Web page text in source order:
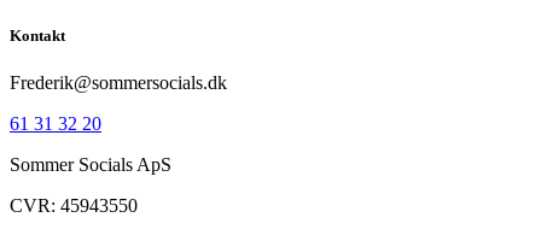
Kontakt
Frederik@sommersocials.dk
61 31 32 20
Sommer Socials ApS
CVR: 45943550